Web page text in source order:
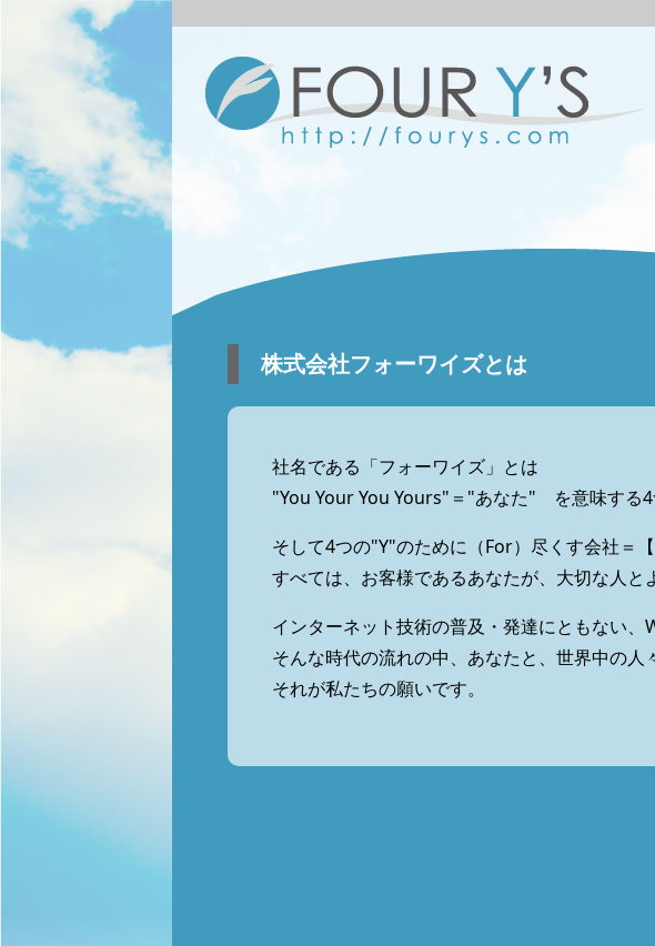
株式会社フォーワイズとは
社名である「フォーワイズ」とは
"You Your You Yours"＝"あなた" を意味する4
そして4つの"Y"のために（For）尽くす会社＝
すべては、お客様であるあなたが、大切な人と
インターネット技術の普及・発達にともない、
そんな時代の流れの中、あなたと、世界中の人
それが私たちの願いです。